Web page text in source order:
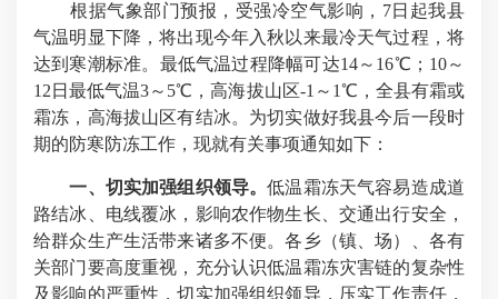
根据气象部门预报，受强冷空气影响，7日起我县
气温明显下降，将出现今年入秋以来最冷天气过程，将
达到寒潮标准。最低气温过程降幅可达14～16℃；10～
12日最低气温3～5℃，高海拔山区-1～1℃，全县有霜或
霜冻，高海拔山区有结冰。为切实做好我县今后一段时
期的防寒防冻工作，现就有关事项通知如下：
一、切实加强组织领导。低温霜冻天气容易造成道
路结冰、电线覆冰，影响农作物生长、交通出行安全，
给群众生产生活带来诸多不便。各乡（镇、场）、各有
关部门要高度重视，充分认识低温霜冻灾害链的复杂性
及影响的严重性，切实加强组织领导，压实工作责任，